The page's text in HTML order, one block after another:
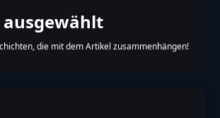
ausgewählt
die mit dem Artikel zusammenhängen!